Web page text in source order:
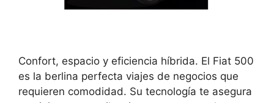
Confort, espacio y eficiencia híbrida. El Fiat 500
es la berlina perfecta viajes de negocios que
requieren comodidad. Su tecnología te asegura